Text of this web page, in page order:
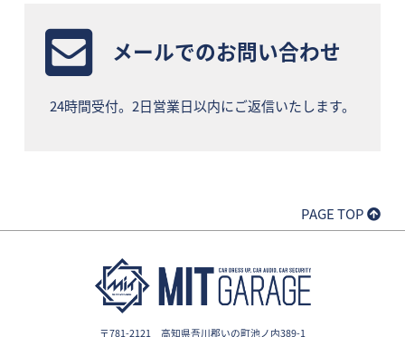
メールでのお問い合わせ
24時間受付。2日営業日以内にご返信いたします。
PAGE TOP
〒781-2121 高知県吾川郡いの町池ノ内389-1